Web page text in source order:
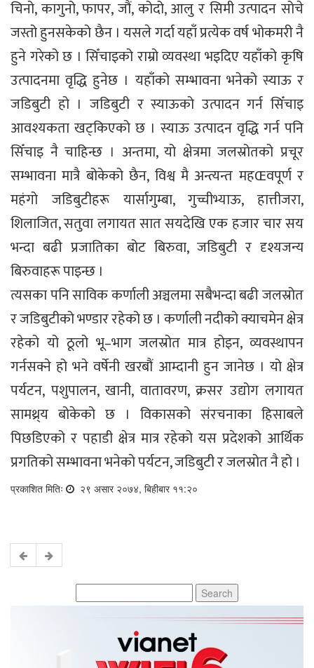
चिनो, कागुनो, फापर, जौं, कोदो, आलु र सिमी उत्पादन सोचे
जस्तो हुनसकेको छैन । यसले गर्दा यहाँ प्रत्येक वर्ष भोकमरी नै
हुने गरेको छ । सिँचाइको राम्रो व्यवस्था भइदिए यहाँको कृषि
उत्पादनमा वृद्धि हुनेछ । यहाँको सम्भावना भनेको स्याऊ र
जडिबुटी हो । जडिबुटी र स्याऊको उत्पादन गर्न सिँचाइ
आवश्यकता खट्किएको छ । स्याऊ उत्पादन वृद्धि गर्न पनि
सिँचाइ नै चाहिन्छ । अन्तमा, यो क्षेत्रमा जलस्रोतको प्रचूर
सम्भावना मात्रै बोकेको छैन, विश्व मै अन्त्यन्त महŒवपूर्ण र
महंगो जडिबुटीहरू यार्सागुम्बा, गुच्चीभ्याऊ, हात्तीजरा,
शिलाजित, सतुवा लगायत सात सयदेखि एक हजार चार सय
भन्दा बढी प्रजातिका बोट बिरुवा, जडिबुटी र दृश्यजन्य
बिरुवाहरू पाइन्छ ।
त्यसका पनि साविक कर्णाली अञ्चलमा सबैभन्दा बढी जलस्रोत
र जडिबुटीको भण्डार रहेको छ । कर्णाली नदीको क्याचमेन क्षेत्र
रहेको यो ठूलो भू–भाग जलस्रोत मात्र होइन, व्यवस्थापन
गर्नसक्ने हो भने वर्षेनी खरबौं आम्दानी हुन जानेछ । यो क्षेत्र
पर्यटन, पशुपालन, खानी, वातावरण, क्रसर उद्योग लगायत
सामथ्र्य बोकेको छ । विकासको संरचनाका हिसाबले
पिछडिएको र पहाडी क्षेत्र मात्र रहेको यस प्रदेशको आर्थिक
प्रगतिको सम्भावना भनेको पर्यटन, जडिबुटी र जलस्रोत नै हो ।
प्रकाशित मितिः २९ असार २०७४, बिहीबार ११:२०
for: